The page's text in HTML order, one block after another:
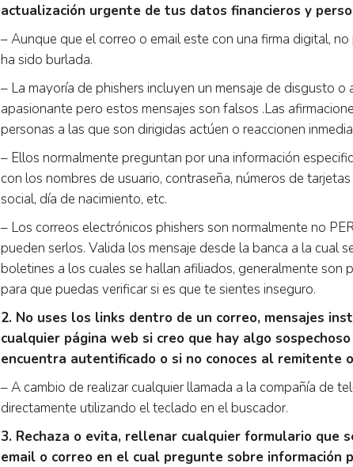
actualización urgente de tus datos financieros y
– Aunque que el correo o email este con una firma digital,
ha sido burlada.
– La mayoría de phishers incluyen un mensaje de disgusto
apasionante pero estos mensajes son falsos .Las
personas a las que son dirigidas actúen o reaccionen
– Ellos normalmente preguntan por una información
con los nombres de usuario, contraseña, números de
social, día de nacimiento, etc.
– Los correos electrónicos phishers son normalmente no
pueden serlos. Valida los mensaje desde la banca a la cual
boletines a los cuales se hallan afiliados, generalmente son
para que puedas verificar si es que te sientes inseguro.
2. No uses los links dentro de un correo, mensajes
cualquier página web si creo que hay algo
encuentra autentificado o si no conoces al remitente
– A cambio de realizar cualquier llamada a la compañía de
directamente utilizando el teclado en el buscador.
3. Rechaza o evita, rellenar cualquier formulario que
email o correo en el cual pregunte sobre información